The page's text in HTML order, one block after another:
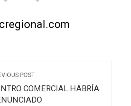
POST
COMERCIAL HABRÍA